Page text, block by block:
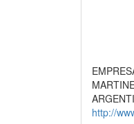
http://